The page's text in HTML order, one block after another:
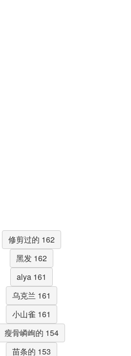
修剪过的 162
黑发 162
alya 161
乌克兰 161
小山雀 161
瘦骨嶙峋的 154
苗条的 153